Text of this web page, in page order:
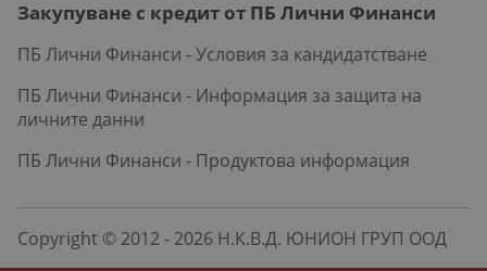
Закупуване с кредит от ПБ Лични Финанси
ПБ Лични Финанси - Условия за кандидатстване
ПБ Лични Финанси - Информация за защита на
личните данни
ПБ Лични Финанси - Продуктова информация
Copyright © 2012 - 2026 Н.К.В.Д. ЮНИОН ГРУП ООД